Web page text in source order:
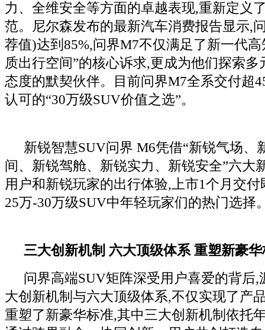
力、全维安全等方面的卓越表现,重新定义
范。尼尔森发布的最新汽车消费报告显示,
荐值)达到85%,问界M7不仅满足了新一代
质出行空间”的核心诉求,更成为他们探索
态度的默契伙伴。目前问界M7全系交付超
认可的“30万级SUV价值之选”。
新锐智慧SUV问界 M6凭借“新锐气场、
间、新锐驾舱、新锐实力、新锐安全”六大
用户和新锐玩家的出行体验,上市1个月交
25万-30万级SUV中年轻玩家们的热门选择
三大创新机制 六大顶级体系 重塑新豪
问界高端SUV矩阵深受用户喜爱的背后,
大创新机制与六大顶级体系,不仅实现了产
重塑了新豪华标准,其中三大创新机制依托